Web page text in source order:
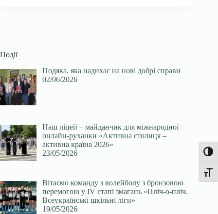
Події
Подяка, яка надихає на нові добрі справи
02/06/2026
Наш ліцей – майданчик для міжнародної
онлайн-руханки «Активна столиця –
активна країна 2026»
23/05/2026
Вітаємо команду з волейболу з бронзовою
перемогою у ІV етапі змагань «Пліч-о-пліч.
Всеукраїнські шкільні ліги»
19/05/2026